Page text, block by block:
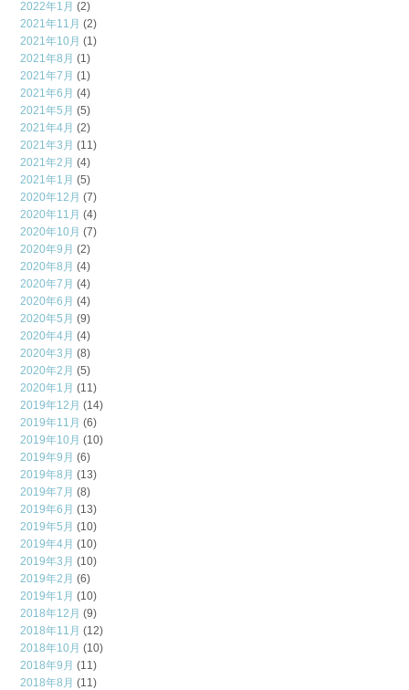
2022年1月 (2)
2021年11月 (2)
2021年10月 (1)
2021年8月 (1)
2021年7月 (1)
2021年6月 (4)
2021年5月 (5)
2021年4月 (2)
2021年3月 (11)
2021年2月 (4)
2021年1月 (5)
2020年12月 (7)
2020年11月 (4)
2020年10月 (7)
2020年9月 (2)
2020年8月 (4)
2020年7月 (4)
2020年6月 (4)
2020年5月 (9)
2020年4月 (4)
2020年3月 (8)
2020年2月 (5)
2020年1月 (11)
2019年12月 (14)
2019年11月 (6)
2019年10月 (10)
2019年9月 (6)
2019年8月 (13)
2019年7月 (8)
2019年6月 (13)
2019年5月 (10)
2019年4月 (10)
2019年3月 (10)
2019年2月 (6)
2019年1月 (10)
2018年12月 (9)
2018年11月 (12)
2018年10月 (10)
2018年9月 (11)
2018年8月 (11)